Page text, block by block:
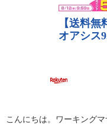
こんにちは。ワーキング